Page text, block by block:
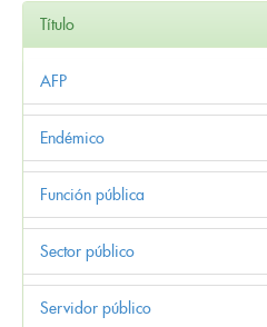
Título
AFP
Endémico
Función pública
Sector público
Servidor público